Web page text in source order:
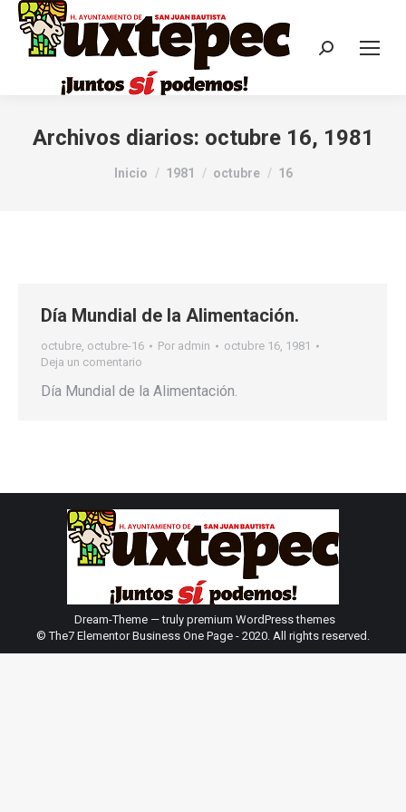
Archivos diarios: octubre 16, 1981
Estás aquí:
Inicio 1981 octubre 16
Día Mundial de la Alimentación.
octubre, octubre-16 Por admin
octubre 16, 1981
Deja un comentario
Día Mundial de la Alimentación.
Dream-Theme — truly premium WordPress themes
© The7 Elementor Business One Page - 2020. All rights reserved.